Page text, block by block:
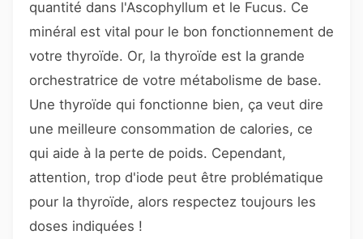
quantité dans l'Ascophyllum et le Fucus. Ce
minéral est vital pour le bon fonctionnement de
votre thyroïde. Or, la thyroïde est la grande
orchestratrice de votre métabolisme de base.
Une thyroïde qui fonctionne bien, ça veut dire
une meilleure consommation de calories, ce
qui aide à la perte de poids. Cependant,
attention, trop d'iode peut être problématique
pour la thyroïde, alors respectez toujours les
doses indiquées !